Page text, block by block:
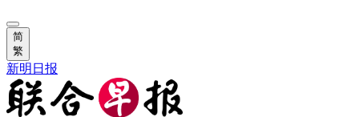
简
繁
新明日报